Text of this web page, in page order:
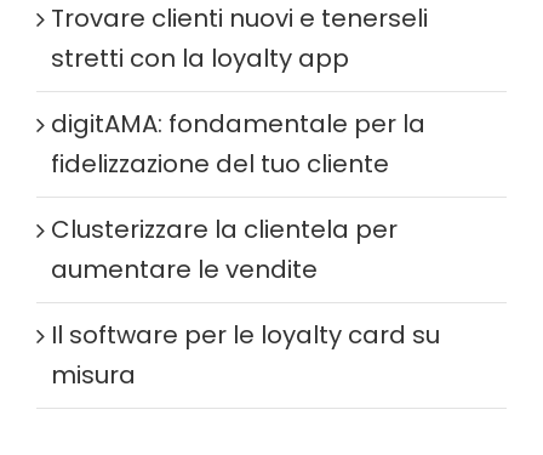
Trovare clienti nuovi e tenerseli
stretti con la loyalty app
digitAMA: fondamentale per la
fidelizzazione del tuo cliente
Clusterizzare la clientela per
aumentare le vendite
Il software per le loyalty card su
misura